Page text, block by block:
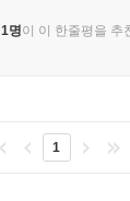
1명이 이 한줄평을 추
1